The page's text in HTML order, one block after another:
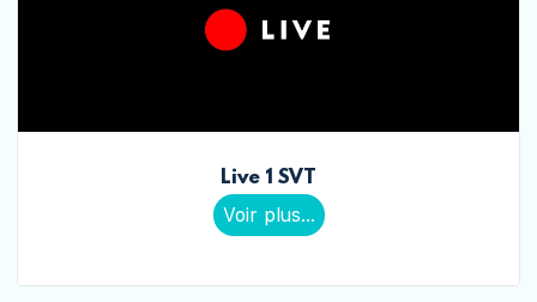
Live 1 SVT
Voir plus...